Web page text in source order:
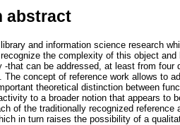
abstract
and information science research
the complexity of this object
-that can be addressed, at least from
The concept of reference work allows to
theoretical distinction between
to a broader notion that appears to
of the traditionally recognized
in turn raises the possibility of a